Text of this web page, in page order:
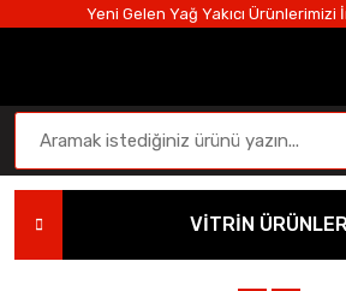
Yeni Gelen Yağ Yakıcı Ürünlerimizi
VİTRİN